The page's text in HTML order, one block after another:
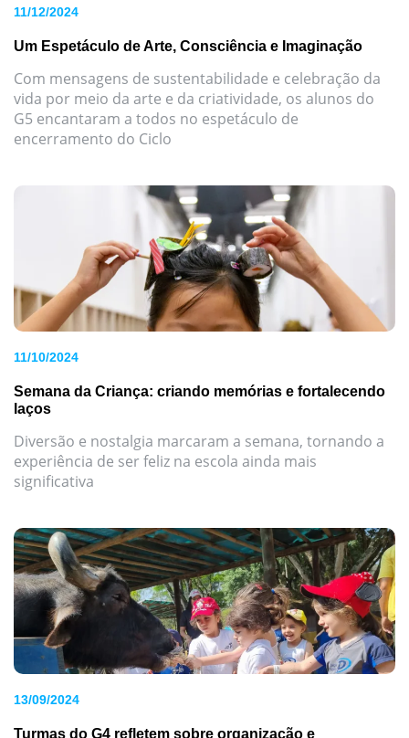
11/12/2024
Um Espetáculo de Arte, Consciência e Imaginação
Com mensagens de sustentabilidade e celebração da
vida por meio da arte e da criatividade, os alunos do
G5 encantaram a todos no espetáculo de
encerramento do Ciclo
11/10/2024
Semana da Criança: criando memórias e fortalecendo
laços
Diversão e nostalgia marcaram a semana, tornando a
experiência de ser feliz na escola ainda mais
significativa
13/09/2024
Turmas do G4 refletem sobre organização e